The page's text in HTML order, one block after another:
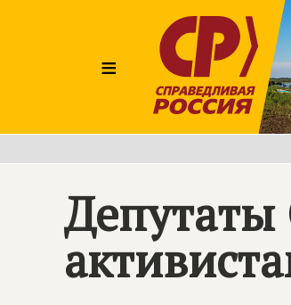
≡
Депутаты